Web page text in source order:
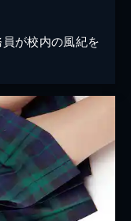
が校内の風紀を